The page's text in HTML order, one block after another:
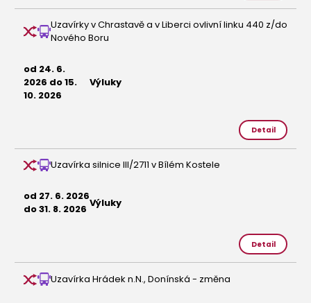
Uzavírky v Chrastavě a v Liberci ovlivní linku 440 z/do
Nového Boru
od 24. 6.
2026 do 15.
10. 2026
Výluky
Detail
Uzavírka silnice III/2711 v Bílém Kostele
od 27. 6. 2026
do 31. 8. 2026 Výluky
Detail
Uzavírka Hrádek n.N., Donínská - změna